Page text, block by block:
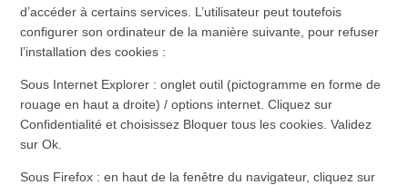
d’accéder à certains services. L’utilisateur peut toutefois
configurer son ordinateur de la manière suivante, pour refuser
l’installation des cookies :
Sous Internet Explorer : onglet outil (pictogramme en forme de
rouage en haut a droite) / options internet. Cliquez sur
Confidentialité et choisissez Bloquer tous les cookies. Validez
sur Ok.
Sous Firefox : en haut de la fenêtre du navigateur, cliquez sur